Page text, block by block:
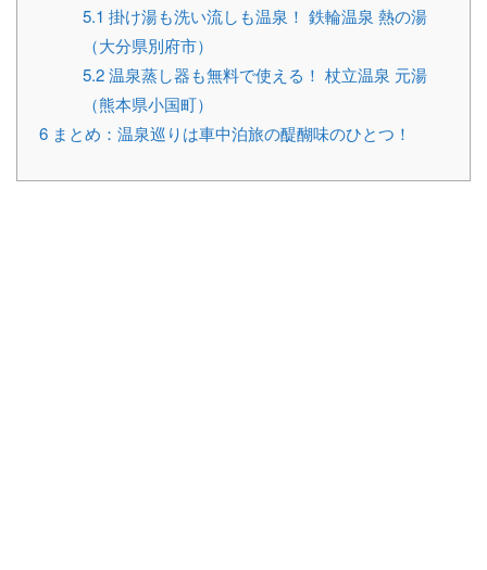
5.1 掛け湯も洗い流しも温泉！ 鉄輪温泉 熱の湯
（大分県別府市）
5.2温泉蒸し器も無料で使える！ 杖立温泉 元湯
（熊本県小国町）
6 まとめ：温泉巡りは車中泊旅の醍醐味のひとつ！